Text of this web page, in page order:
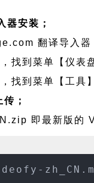
器安装；
翻译导入
找到菜单【仪表
找到菜单【工具
；
即最新版的